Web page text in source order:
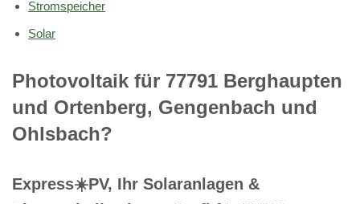
Stromspeicher
Solar
Photovoltaik für 77791 Berghaupten
und Ortenberg, Gengenbach und
Ohlsbach?
Express☀️PV️, Ihr Solaranlagen &